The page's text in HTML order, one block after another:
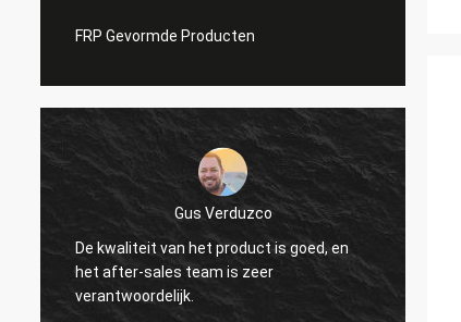
FRP Gevormde Producten
Gus Verduzco
De kwaliteit van het product is goed, en
het after-sales team is zeer
verantwoordelijk.